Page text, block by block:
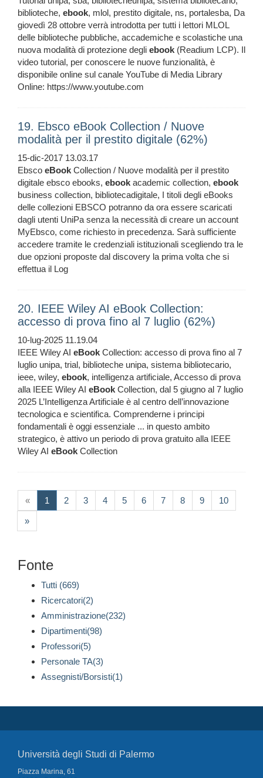
biblioteche, ebook, mlol, prestito digitale, ns, portalesba, Da
giovedì 28 ottobre verrà introdotta per tutti i lettori MLOL
delle biblioteche pubbliche, accademiche e scolastiche una
nuova modalità di protezione degli ebook (Readium LCP). Il
video tutorial, per conoscere le nuove funzionalità, è
disponibile online sul canale YouTube di Media Library
Online: https://www.youtube.com
19. Ebsco eBook Collection / Nuove
modalità per il prestito digitale (62%)
15-dic-2017 13.03.17
Ebsco eBook Collection / Nuove modalità per il prestito
digitale ebsco ebooks, ebook academic collection, ebook
business collection, bibliotecadigitale, I titoli degli eBooks
delle collezioni EBSCO potranno da ora essere scaricati
dagli utenti UniPa senza la necessità di creare un account
MyEbsco, come richiesto in precedenza. Sarà sufficiente
accedere tramite le credenziali istituzionali scegliendo tra le
due opzioni proposte dal discovery la prima volta che si
effettua il Log
20. IEEE Wiley AI eBook Collection:
accesso di prova fino al 7 luglio (62%)
10-lug-2025 11.19.04
IEEE Wiley AI eBook Collection: accesso di prova fino al 7
luglio unipa, trial, biblioteche unipa, sistema bibliotecario,
ieee, wiley, ebook, intelligenza artificiale, Accesso di prova
alla IEEE Wiley AI eBook Collection, dal 5 giugno al 7 luglio
2025 L’Intelligenza Artificiale è al centro dell’innovazione
tecnologica e scientifica. Comprenderne i principi
fondamentali è oggi essenziale ... in questo ambito
strategico, è attivo un periodo di prova gratuito alla IEEE
Wiley AI eBook Collection
« 1 (current)
2 3 4 5 6 7 8 9 10
»
Fonte
Tutti (669)
Ricercatori(2)
Amministrazione(232)
Dipartimenti(98)
Professori(5)
Personale TA(3)
Assegnisti/Borsisti(1)
Università degli Studi di Palermo
Piazza Marina, 61